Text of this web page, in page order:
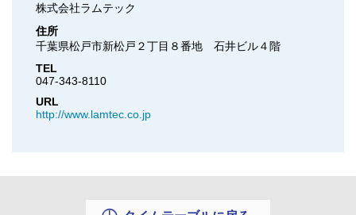
株式会社ラムテック
住所
千葉県松戸市新松戸２丁目８番地　石井ビル４階
TEL
047-343-8110
URL
http://www.lamtec.co.jp